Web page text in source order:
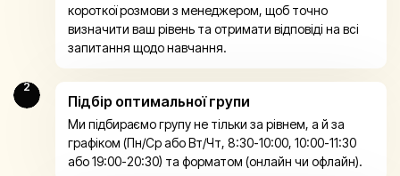
короткої розмови з менеджером, щоб точно
визначити ваш рівень та отримати відповіді на всі
запитання щодо навчання.
2
Підбір оптимальної групи
Ми підбираємо групу не тільки за рівнем, а й за
графіком (Пн/Ср або Вт/Чт, 8:30-10:00, 10:00-11:30
або 19:00-20:30) та форматом (онлайн чи офлайн).